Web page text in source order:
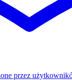
przez